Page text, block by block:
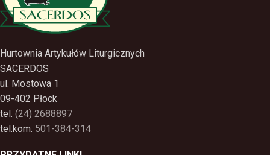
Hurtownia Artykułów Liturgicznych
SACERDOS
ul. Mostowa 1
09-402 Płock
tel. (24) 2688897
tel.kom. 501-384-314